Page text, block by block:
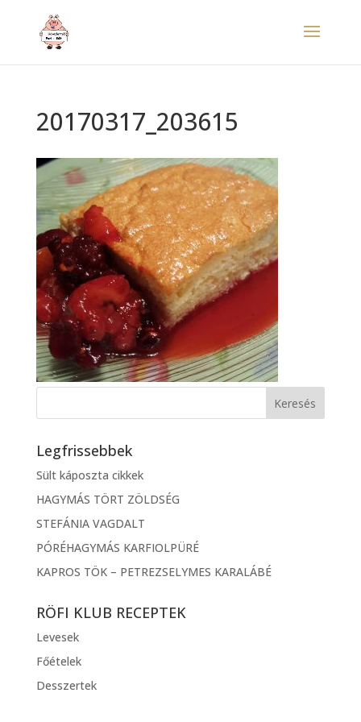
20170317_203615
Legfrissebbek
Sült káposzta cikkek
HAGYMÁS TÖRT ZÖLDSÉG
STEFÁNIA VAGDALT
PÓRÉHAGYMÁS KARFIOLPÜRÉ
KAPROS TÖK – PETREZSELYMES KARALÁBÉ
RÖFI KLUB RECEPTEK
Levesek
Főételek
Desszertek